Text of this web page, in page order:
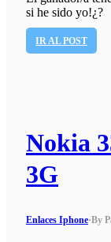
si he sido yo!¿?
IR AL POST
Nokia
3G
Enlaces Iphone·By